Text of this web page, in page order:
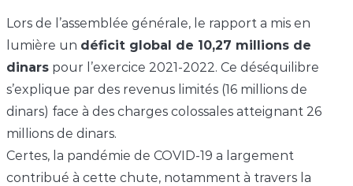
Lors de l’assemblée générale, le rapport a mis en
lumière un déficit global de 10,27 millions de
dinars pour l’exercice 2021-2022. Ce déséquilibre
s’explique par des revenus limités (16 millions de
dinars) face à des charges colossales atteignant 26
millions de dinars.
Certes, la pandémie de COVID-19 a largement
contribué à cette chute, notamment à travers la